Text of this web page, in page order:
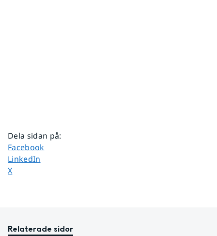
Dela sidan på:
Dela sidan på
Facebook
Dela sidan på
LinkedIn
Dela sidan på
X
Relaterade sidor